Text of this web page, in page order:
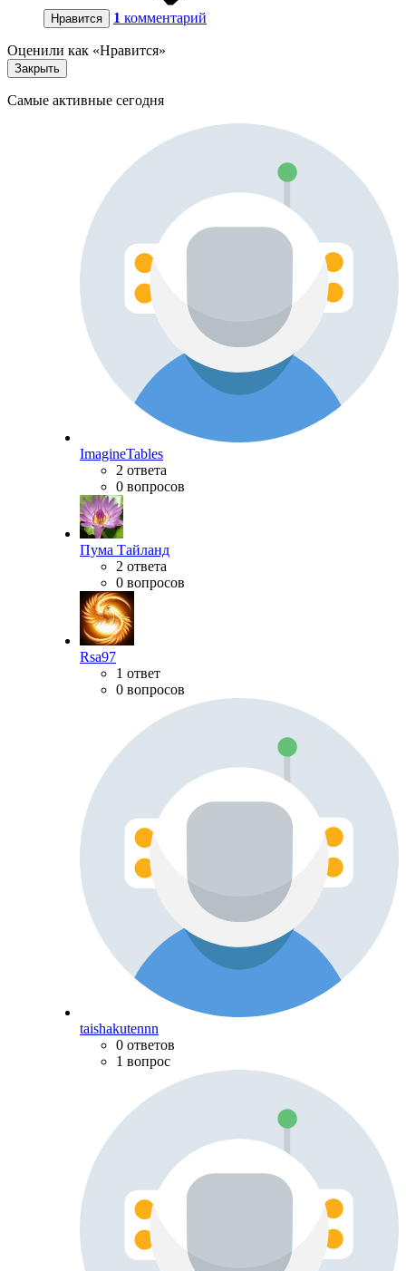
Нравится 1 комментарий
Оценили как «Нравится»
Закрыть
Самые активные сегодня
ImagineTables
2 ответа
0 вопросов
Пума Тайланд
2 ответа
0 вопросов
Rsa97
1 ответ
0 вопросов
taishakutennn
0 ответов
1 вопрос